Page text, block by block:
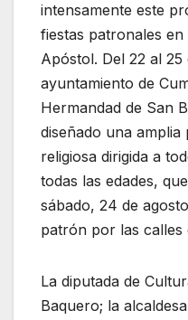
intensamente este
fiestas patronales
Apóstol. Del 22 al 25
ayuntamiento de
Hermandad de San
diseñado una
religiosa dirigida a
todas las edades,
sábado, 24 de
patrón por las calles
La diputada de
Baquero; la